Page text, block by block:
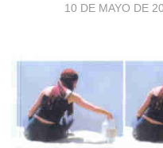
10 DE MAYO DE